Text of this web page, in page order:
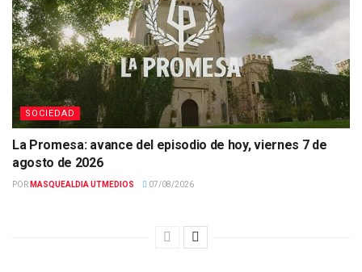
SOCIEDAD
La Promesa: avance del episodio de hoy, viernes 7 de
agosto de 2026
POR MASQUEALDIA UTMEDIOS 07/08/2026